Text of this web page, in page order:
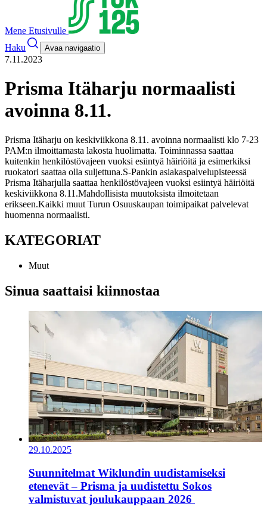
Mene Etusivulle
Haku
Avaa navigaatio
7.11.2023
Prisma Itäharju normaalisti
avoinna 8.11.
Prisma Itäharju on keskiviikkona 8.11. avoinna normaalisti klo 7-23
PAM:n ilmoittamasta lakosta huolimatta. Toiminnassa saattaa
kuitenkin henkilöstövajeen vuoksi esiintyä häiriöitä ja esimerkiksi
ruokatori saattaa olla suljettuna.S-Pankin asiakaspalvelupisteessä
Prisma Itäharjulla saattaa henkilöstövajeen vuoksi esiintyä häiriöitä
keskiviikkona 8.11.Mahdollisista muutoksista ilmoitetaan
erikseen.Kaikki muut Turun Osuuskaupan toimipaikat palvelevat
huomenna normaalisti.
KATEGORIAT
Muut
Sinua saattaisi kiinnostaa
29.10.2025
Suunnitelmat Wiklundin uudistamiseksi
etenevät – Prisma ja uudistettu Sokos
valmistuvat joulukauppaan 2026